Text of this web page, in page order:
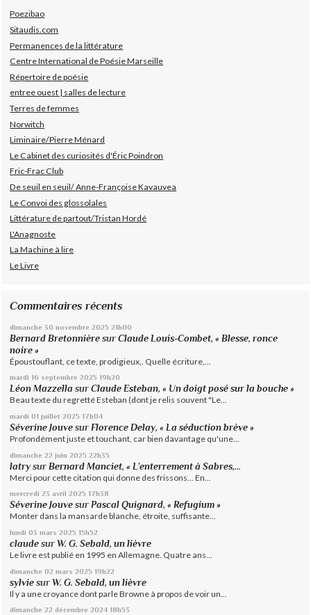
Poezibao
Sitaudis.com
Permanences de la littérature
Centre International de Poésie Marseille
Répertoire de poésie
entree ouest | salles de lecture
Terres de femmes
Norwitch
Liminaire/Pierre Ménard
Le Cabinet des curiosités d'Éric Poindron
Fric-Frac Club
De seuil en seuil/ Anne-Françoise Kavauvea
Le Convoi des glossolales
Littérature de partout/Tristan Hordé
L'Anagnoste
La Machine à lire
Le Livre
Commentaires récents
dimanche 30 novembre 2025 21h00
Bernard Bretonnière surClaude Louis-Combet, « Blesse, ronce
noire »
Époustouflant, ce texte, prodigieux,. Quelle écriture,...
mardi 16 septembre 2025 19h20
Léon Mazzella surClaude Esteban, « Un doigt posé sur la bouche »
Beau texte du regretté Esteban (dont je relis souvent "Le...
mardi 01 juillet 2025 17h04
Séverine Jouve surFlorence Delay, « La séduction brève »
Profondément juste et touchant, car bien davantage qu'une...
dimanche 22 juin 2025 22h35
latry surBernard Manciet, « L’enterrement à Sabres,...
Merci pour cette citation qui donne des frissons... En...
mercredi 23 avril 2025 17h38
Séverine Jouve surPascal Quignard, « Refugium »
Monter dans la mansarde blanche, étroite, suffisante...
lundi 03 mars 2025 15h52
claude surW. G. Sebald, un lièvre
Le livre est publié en 1995 en Allemagne. Quatre ans...
dimanche 02 mars 2025 19h22
sylvie surW. G. Sebald, un lièvre
Il y a une croyance dont parle Browne à propos de voir un...
dimanche 22 décembre 2024 18h53